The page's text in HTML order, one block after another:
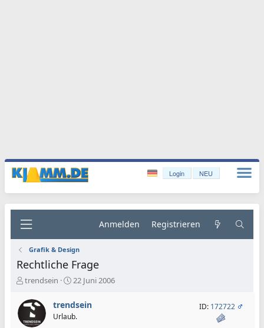
Login NEU
Anmelden Registrieren
Grafik & Design
Rechtliche Frage
E
s
e
trendsein
E
s
t
e
22 Juni 2006
trendsein
Urlaub.
ID: 172722